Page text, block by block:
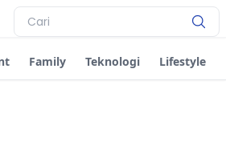
Family Teknologi Lifestyle